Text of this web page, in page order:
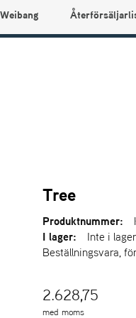
Weibang
Tree
Produktnummer:
I lager:
Inte i lager
Beställningsvara,
2.628,75
med moms